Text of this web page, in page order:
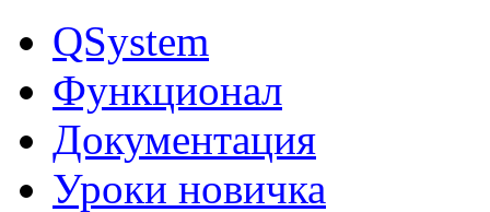
QSystem
Функционал
Документация
Уроки новичка